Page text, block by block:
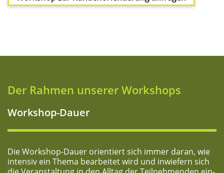
Der Rah­men unse­rer Workshops
Work­shop-Dau­er
Die Work­shop-Dau­er ori­en­tiert sich immer dar­an, wie
inten­siv ein The­ma bear­bei­tet wird und inwie­fern sich